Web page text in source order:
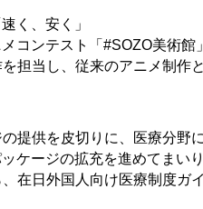
く、安く」
コンテスト「#SOZO美術
担当し、従来のアニメ制作
提供を皮切りに、医療分野
ケージの拡充を進めてまい
在日外国人向け医療制度ガ